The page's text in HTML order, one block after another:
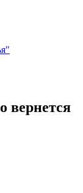
вернется